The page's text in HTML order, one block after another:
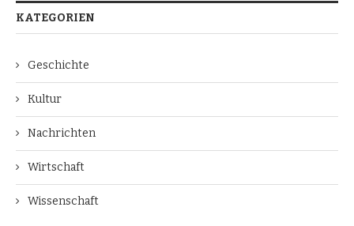
KATEGORIEN
Geschichte
Kultur
Nachrichten
Wirtschaft
Wissenschaft